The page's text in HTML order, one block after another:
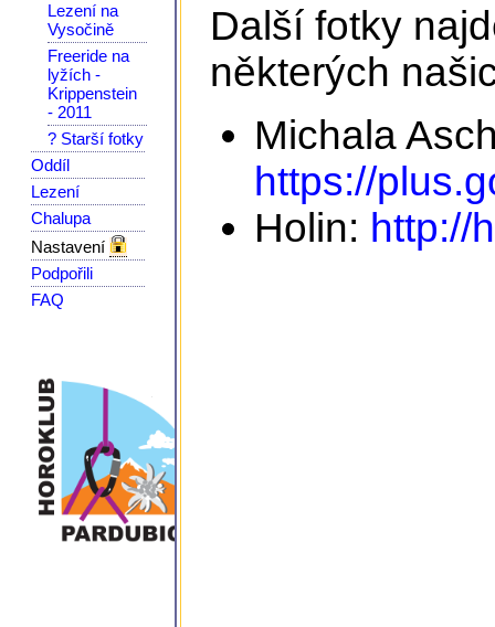
Lezení na
Vysočině
Freeride na
lyžích -
Krippenstein
- 2011
? Starší fotky
Oddíl
Lezení
Chalupa
Nastavení
Podpořili
FAQ
Další fotky
některých
Michala
https://
Holin: http://